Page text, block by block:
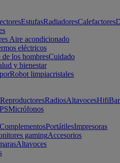
EstufasRadiadoresCalefactores
Aire acondicionado
eléctricos
los hombresCuidado
y bienestar
Robot limpiacristales
ReproductoresRadiosAltavocesHifi
Micrófonos
ComplementosPortátilesImpresoras
gamingAccesorios
Altavoces